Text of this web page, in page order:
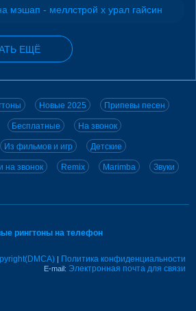
мэшап - меллстрой х урал гайсин
ЕЩЁ
Новые 2025 Припевы песен
Бесплатные На звонок
Из фильмов и игр Детские
на звонок Remix Marimba Звуки
рингтоны на телефон
| Политика конфиденциальности
E-mail: Электронная почта для связи